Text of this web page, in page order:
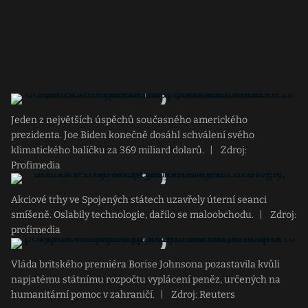
Jeden z největších úspěchů současného amerického
prezidenta. Joe Biden konečně dosáhl schválení svého
klimatického balíčku za 369 miliard dolarů.
Zdroj:
Profimedia
Akciové trhy ve Spojených státech uzavřely úterní seanci
smíšeně. Oslabily technologie, dařilo se maloobchodu.
Zdroj:
profimedia
Vláda britského premiéra Borise Johnsona pozastavila kvůli
napjatému státnímu rozpočtu vyplácení peněz, určených na
humanitární pomoc v zahraničí.
Zdroj: Reuters